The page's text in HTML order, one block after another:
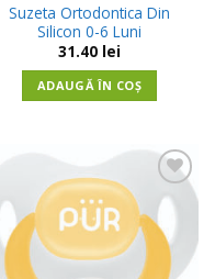
Suzeta Ortodontica Din
Silicon 0-6 Luni
31.40 lei
ADAUGĂ ÎN COȘ
Adauga
Wishlist